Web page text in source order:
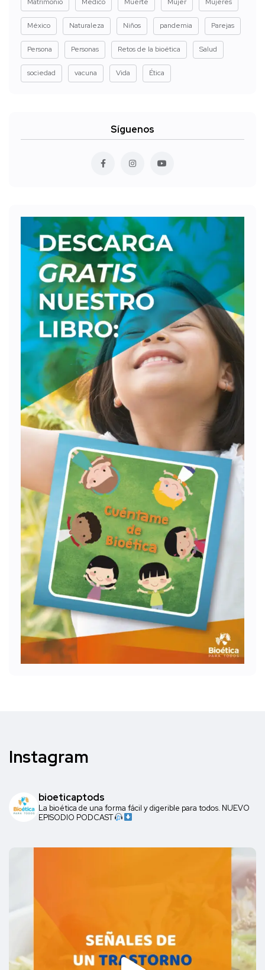
México Naturaleza Niños pandemia Parejas
Persona Personas Retos de la bioética Salud
sociedad vacuna Vida Ética
Síguenos
Instagram
bioeticaptods
La bioética de una forma fácil y digerible para todos. NUEVO
EPISODIO PODCAST